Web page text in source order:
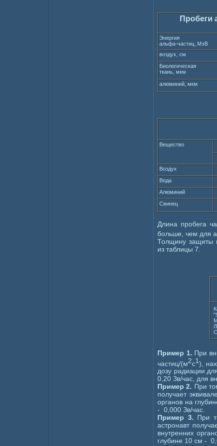
Пробеги
Энергия
альфа-частиц, МэВ
воздух, см
Биологическая
ткань, мкм
алюминий, мкм
Вещество
Воздух
Вода
Алюминий
Свинец
Длина пробега
больше, чем для
Толщину защиты
из таблицы 7.
Пример 1. При
частиц/(м2с1),
дозу радиации
0,20 Зв/час, для
Пример 2. При
получает
органов на
- 0,000 Зв/час.
Пример 3. При
астронавт
внутренних
глубине 10 см -